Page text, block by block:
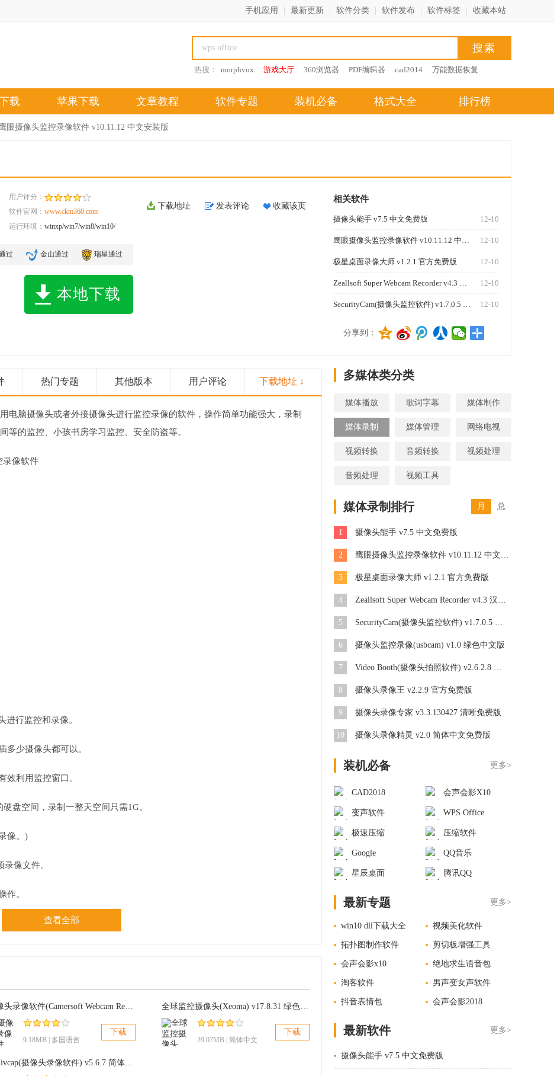
手机应用 最新更新 软件分类 软件发布 软件标签 收藏本站
热搜： morphvox 游戏大厅 360浏览器 PDF编辑器 cad2014 万能数据恢复
载 苹果下载 文章教程 软件专题 装机必备 格式大全 排行榜
眼摄像头监控录像软件 v10.11.12 中文安装版
用户评分：
软件官网： www.ckm360.com
运行环境： winxp/win7/win8/win10/
过 金山通过 瑞星通过
本地下载
下载地址 发表评论 收藏该页
相关软件
12-10
摄像头能手 v7.5 中文免费版
12-10
鹰眼摄像头监控录像软件 v10.11.12 中文安装版
12-10
极星桌面录像大师 v1.2.1 官方免费版
12-10
Zeallsoft Super Webcam Recorder v4.3 汉化版
12-10
SecurityCam(摄像头监控软件) v1.7.0.5 免费版
分享到：
热门专题 其他版本 用户评论 下载地址 ↓
电脑摄像头或者外接摄像头进行监控录像的软件，操作简单功能强大，录制
等的监控、小孩书房学习监控、安全防盗等。
进行监控和录像。
多少摄像头都可以。
效利用监控窗口。
盘空间，录制一整天空间只需1G。
像。)
像文件。
作。
查看全部
摄像头录像软件(Camersoft Webcam Recorder) 2.2.32多国语言免费版
9.18MB | 多国语言
下载
全球监控摄像头(Xeoma) v17.8.31 绿色免费版
29.07MB | 简体中文
下载
minivcap(摄像头录像软件) v5.6.7 简体中文免费版
多媒体类分类
媒体播放 歌词字幕 媒体制作
媒体录制 媒体管理 网络电视
视频转换 音频转换 视频处理
音频处理 视频工具
媒体录制排行 月 总
1 摄像头能手 v7.5 中文免费版
2 鹰眼摄像头监控录像软件 v10.11.12 中文安装版
3 极星桌面录像大师 v1.2.1 官方免费版
4 Zeallsoft Super Webcam Recorder v4.3 汉化版
5 SecurityCam(摄像头监控软件) v1.7.0.5 免费版
6 摄像头监控录像(usbcam) v1.0 绿色中文版
7 Video Booth(摄像头拍照软件) v2.6.2.8 官方免费版
8 摄像头录像王 v2.2.9 官方免费版
9 摄像头录像专家 v3.3.130427 清晰免费版
10 摄像头录像精灵 v2.0 简体中文免费版
装机必备 更多>
CAD2018 会声会影X10
变声软件 WPS Office
极速压缩 压缩软件
Google QQ音乐
星辰桌面 腾讯QQ
最新专题 更多>
win10 dll下载大全 视频美化软件
拓扑图制作软件 剪切板增强工具
会声会影x10 绝地求生语音包
淘客软件 男声变女声软件
抖音表情包 会声会影2018
最新软件 更多>
摄像头能手 v7.5 中文免费版